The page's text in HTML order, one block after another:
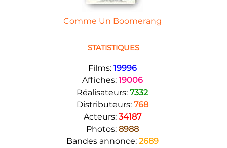
Comme Un Boomerang
STATISTIQUES
Films: 19996
Affiches: 19006
Réalisateurs: 7332
Distributeurs: 768
Acteurs: 34187
Photos: 8988
Bandes annonce: 2689